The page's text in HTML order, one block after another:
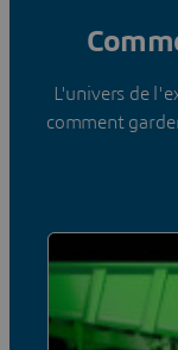
L'univers de
comment